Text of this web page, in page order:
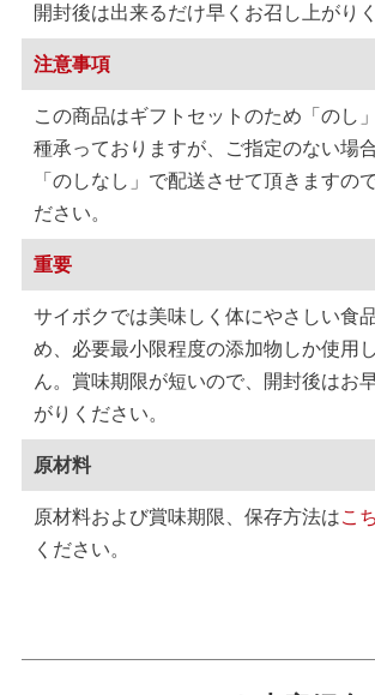
開封後は出来るだけ早くお召し上がり
注意事項
この商品はギフトセットのため「のし
種承っておりますが、ご指定のない場
「のしなし」で配送させて頂きますの
ださい。
重要
サイボクでは美味しく体にやさしい食
め、必要最小限程度の添加物しか使用
ん。賞味期限が短いので、開封後はお
がりください。
原材料
原材料および賞味期限、保存方法はこ
ください。